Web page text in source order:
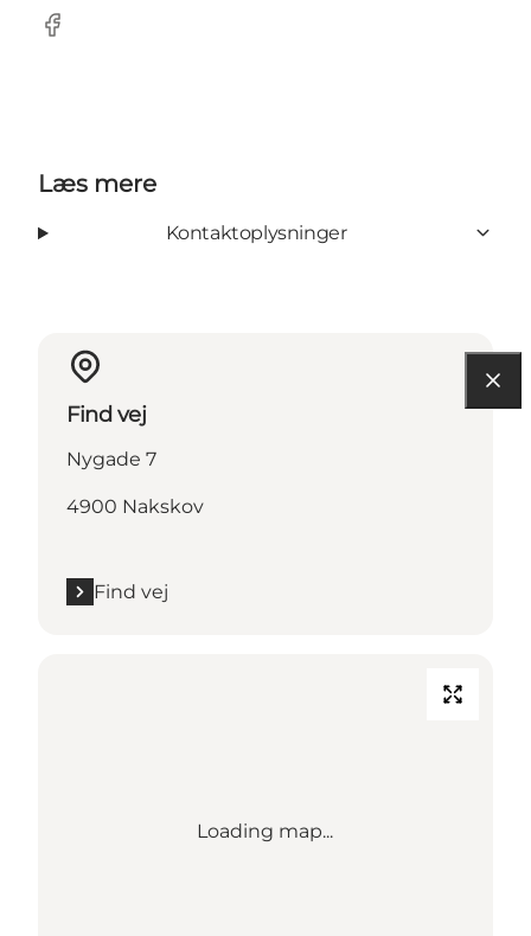
Facebook
Læs mere
Kontaktoplysninger
Find vej
Nygade 7
4900 Nakskov
Find vej
Loading map...